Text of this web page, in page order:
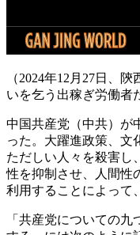
（2024年12月27日、
いを乞う出稼ぎ労働者
中国共産党（中共）が
った。大躍進政策、文
ただしい人々を殺害し
性を抑制させ、人間性
利用することによって
「共産党についての